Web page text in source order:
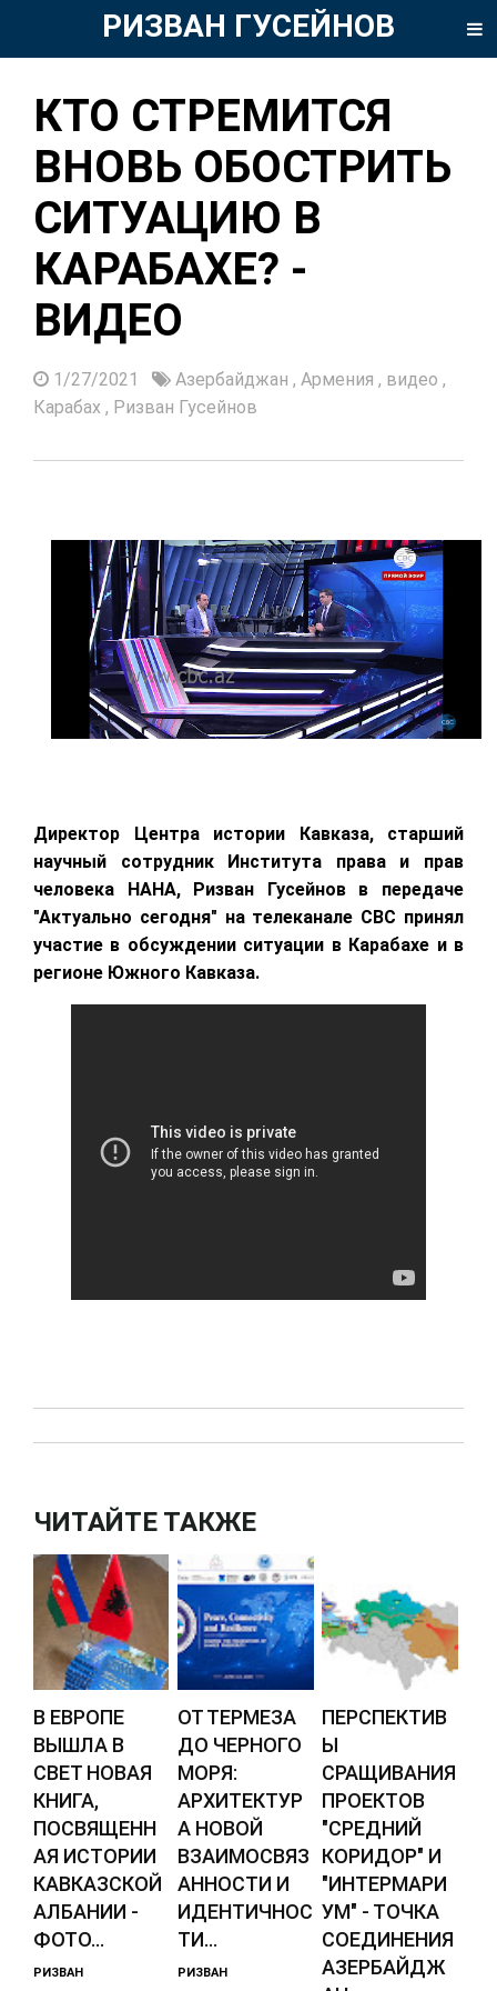
РИЗВАН ГУСЕЙНОВ
КТО СТРЕМИТСЯ
ВНОВЬ ОБОСТРИТЬ
СИТУАЦИЮ В
КАРАБАХЕ? -
ВИДЕО
1/27/2021 Азербайджан , Армения , видео ,
Карабах , Ризван Гусейнов
Директор Центра истории Кавказа, старший
научный сотрудник Института права и прав
человека НАНА, Ризван Гусейнов в передаче
"Актуально сегодня" на телеканале СВС принял
участие в обсуждении ситуации в Карабахе и в
регионе Южного Кавказа.
ЧИТАЙТЕ ТАКЖЕ
В ЕВРОПЕ
ВЫШЛА В
СВЕТ НОВАЯ
КНИГА,
ПОСВЯЩЕНН
АЯ ИСТОРИИ
КАВКАЗСКОЙ
АЛБАНИИ -
ФОТО...
РИЗВАН
ОТ ТЕРМЕЗА
ДО ЧЕРНОГО
МОРЯ:
АРХИТЕКТУР
А НОВОЙ
ВЗАИМОСВЯЗ
АННОСТИ И
ИДЕНТИЧНОС
ТИ...
РИЗВАН
ПЕРСПЕКТИВ
Ы
СРАЩИВАНИЯ
ПРОЕКТОВ
"СРЕДНИЙ
КОРИДОР" И
"ИНТЕРМАРИ
УМ" - ТОЧКА
СОЕДИНЕНИЯ
АЗЕРБАЙДЖ